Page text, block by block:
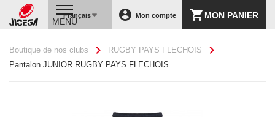
shopping_cart MON PANIER
account_circle Mon compte
Français
MENU
Boutique de nos clubs chevron_right RUGBY PAYS FLECHOIS chevron_right
Pantalon JUNIOR RUGBY PAYS FLECHOIS